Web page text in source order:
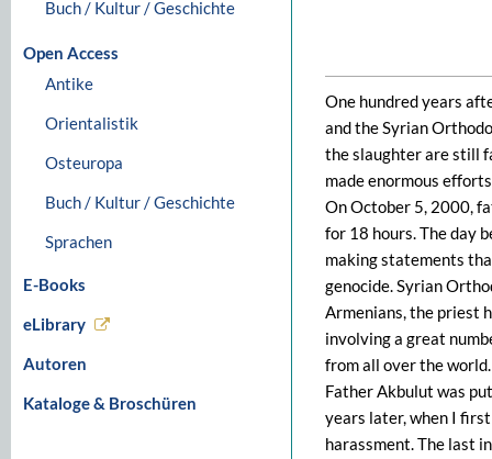
Buch / Kultur / Geschichte
Open Access
Antike
Orientalistik
Osteuropa
Buch / Kultur / Geschichte
Sprachen
E-Books
eLibrary
Autoren
Kataloge & Broschüren
One hundred years
and the Syrian
the slaughter are still
made enormous
On October 5, 2000,
for 18 hours. The day
making statements
genocide. Syrian
Armenians, the priest
involving a great
from all over the world.
Father Akbulut was
years later, when I
harassment. The last